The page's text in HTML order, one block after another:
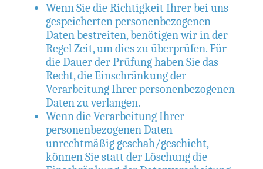
Wenn Sie die Richtigkeit Ihrer bei uns
gespeicherten personenbezogenen
Daten bestreiten, benötigen wir in der
Regel Zeit, um dies zu überprüfen. Für
die Dauer der Prüfung haben Sie das
Recht, die Einschränkung der
Verarbeitung Ihrer personenbezogenen
Daten zu verlangen.
Wenn die Verarbeitung Ihrer
personenbezogenen Daten
unrechtmäßig geschah/geschieht,
können Sie statt der Löschung die